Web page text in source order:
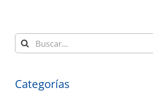
Buscar:
Categorías